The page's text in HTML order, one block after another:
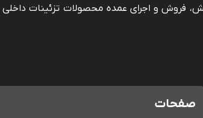
فروش و اجرای عمده محصولات تزئینات
صفحات